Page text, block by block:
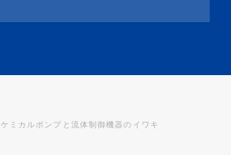
ケミカルポンプと流体制御機器のイワキ